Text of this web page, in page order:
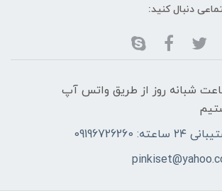
دنبال کنید:
هفته ، ۲۴ ساعت شبانه‌ روز از طریق واتس آپ
ساعته: 09196726260